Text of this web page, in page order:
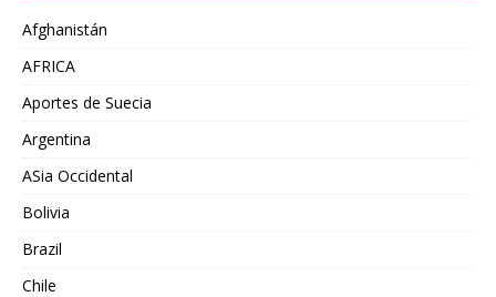
Afghanistán
AFRICA
Aportes de Suecia
Argentina
ASia Occidental
Bolivia
Brazil
Chile